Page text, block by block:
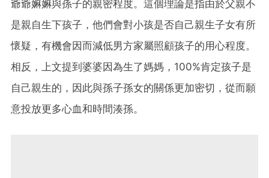
爺爺嫲嫲與孫子的親密程度。這個理論是指由於父親不
是親自生下孩子，他們會對小孩是否自己親生子女有所
懷疑，有機會因而減低男方家屬照顧孩子的用心程度。
相反，上文提到婆婆因為生了媽媽，100%肯定孩子是
自己親生的，因此與孫子孫女的關係更加密切，從而願
意投放更多心血和時間湊孫。